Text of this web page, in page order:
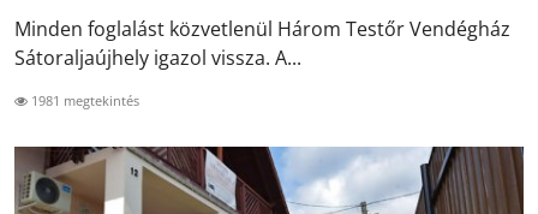
Minden foglalást közvetlenül Három Testőr Vendégház
Sátoraljaújhely igazol vissza. A...
1981 megtekintés